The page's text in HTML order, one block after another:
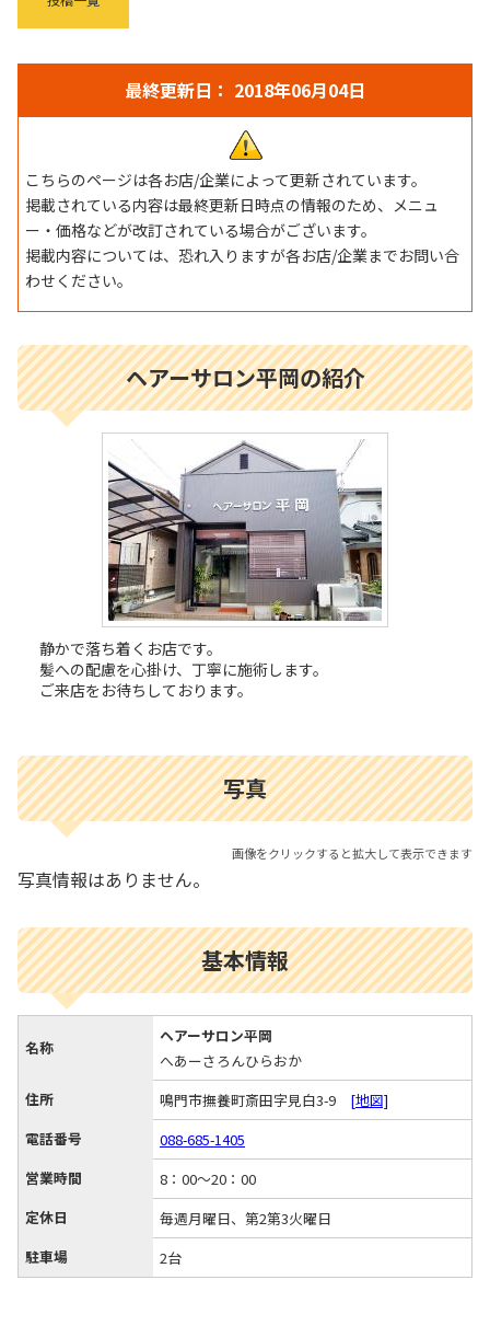
最終更新日： 2018年06月04日
こちらのページは各お店/企業によって更新されています。
掲載されている内容は最終更新日時点の情報のため、メニュ
ー・価格などが改訂されている場合がございます。
掲載内容については、恐れ入りますが各お店/企業までお問い合
わせください。
ヘアーサロン平岡の紹介
静かで落ち着くお店です。
髪への配慮を心掛け、丁寧に施術します。
ご来店をお待ちしております。
写真
画像をクリックすると拡大して表示できます
写真情報はありません。
基本情報
名称
ヘアーサロン平岡
へあーさろんひらおか
住所
鳴門市撫養町斎田字見白3-9 [地図]
電話番号
088-685-1405
営業時間
8：00～20：00
定休日
毎週月曜日、第2第3火曜日
駐車場
2台